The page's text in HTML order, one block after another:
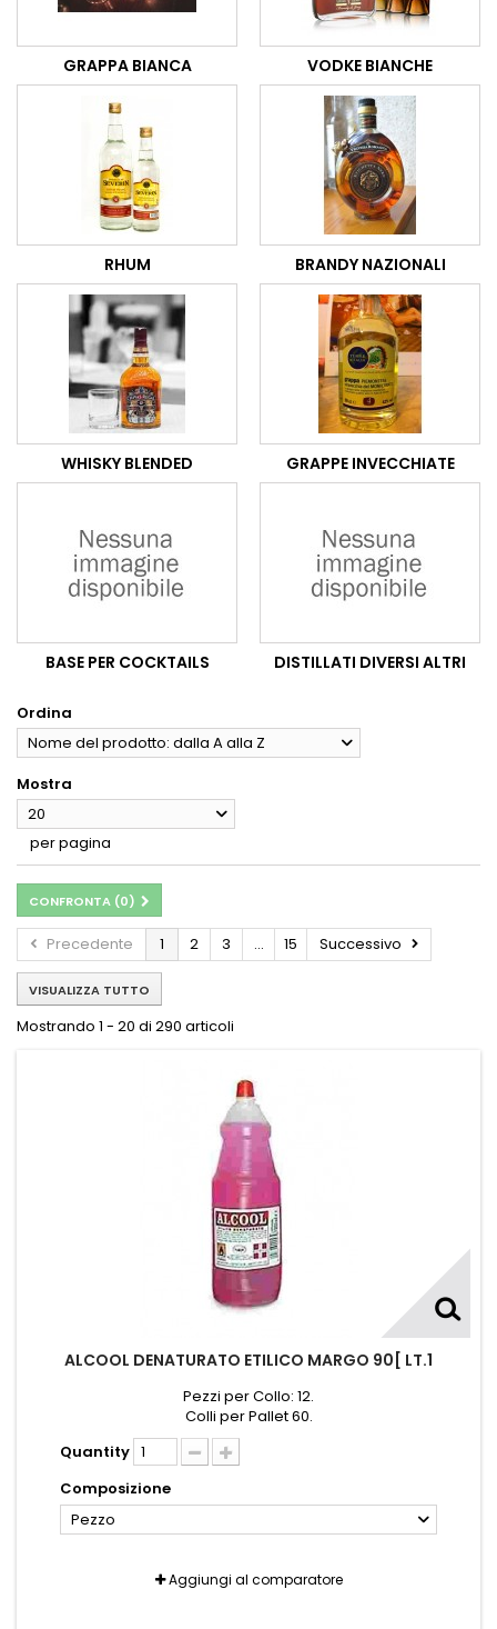
GRAPPA BIANCA VODKE BIANCHE
RHUM BRANDY NAZIONALI
WHISKY BLENDED GRAPPE INVECCHIATE
BASE PER COCKTAILS DISTILLATI DIVERSI ALTRI
Ordina
Nome del prodotto: dalla A alla Z
Mostra
20
per pagina
CONFRONTA (0)
Precedente 1 2 3 ... 15 Successivo
VISUALIZZA TUTTO
Mostrando 1 - 20 di 290 articoli
ALCOOL DENATURATO ETILICO MARGO 90[ LT.1
Pezzi per Collo: 12.
Colli per Pallet 60.
Quantity
Composizione
Pezzo
Aggiungi al comparatore